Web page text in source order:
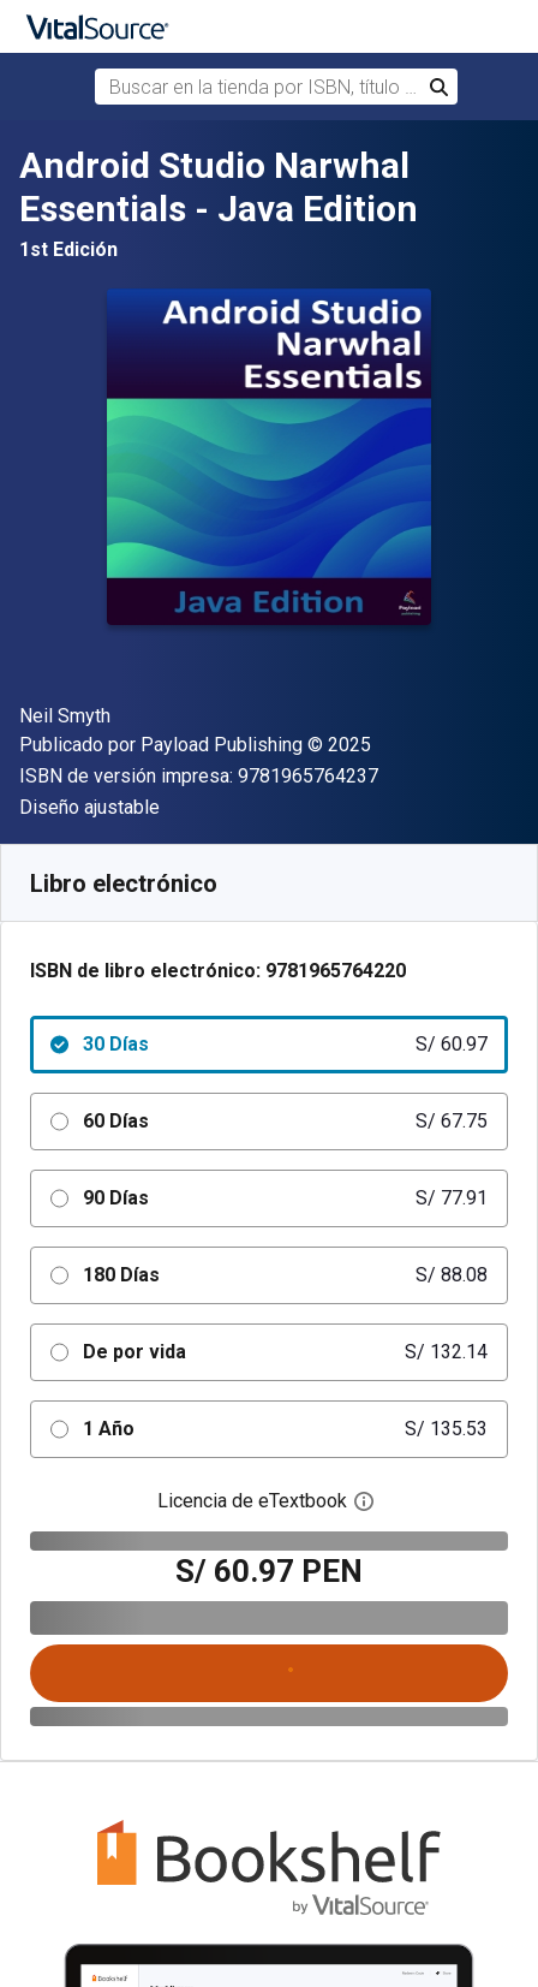
Saltar al contenido principal
Buscar en la tienda por ISBN, título o autor
Buscar
Android Studio Narwhal
Essentials - Java Edition
1st Edición
Autor(es)
Neil Smyth
Editor
Publicado por Payload Publishing Copyright
© 2025
ISBN de versión impresa: 9781965764237"ISBN-13
Formato
Diseño ajustable
Libro electrónico
ISBN de libro electrónico: 9781965764220
30 Días S/ 60.97
60 Días S/ 67.75
90 Días S/ 77.91
180 Días S/ 88.08
De por vida S/ 132.14
1 Año S/ 135.53
Licencia de eTextbook Abre el cuadro de
S/ 60.97 PEN